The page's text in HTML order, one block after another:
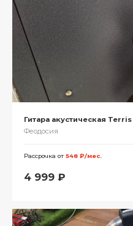
Гитара акустическая
Феодосия
Рассрочка от 548 ₽/мес.
4 999 ₽